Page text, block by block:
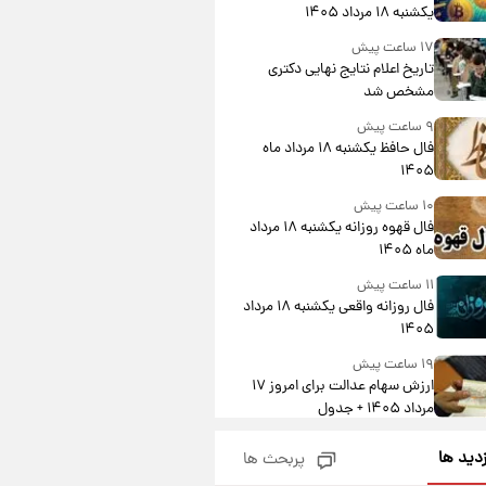
یکشنبه ۱۸ مرداد ۱۴۰۵
۱۷ ساعت پیش
تاریخ اعلام نتایج نهایی دکتری
مشخص شد
۹ ساعت پیش
فال حافظ یکشنبه ۱۸ مرداد ماه
۱۴۰۵
۱۰ ساعت پیش
فال قهوه روزانه یکشنبه ۱۸ مرداد
ماه ۱۴۰۵
۱۱ ساعت پیش
فال روزانه واقعی یکشنبه ۱۸ مرداد
۱۴۰۵
۱۹ ساعت پیش
ارزش سهام عدالت برای امروز ۱۷
مرداد ۱۴۰۵ + جدول
لیونل مسی عزادار شد! + جزئیات ها پربحث ها